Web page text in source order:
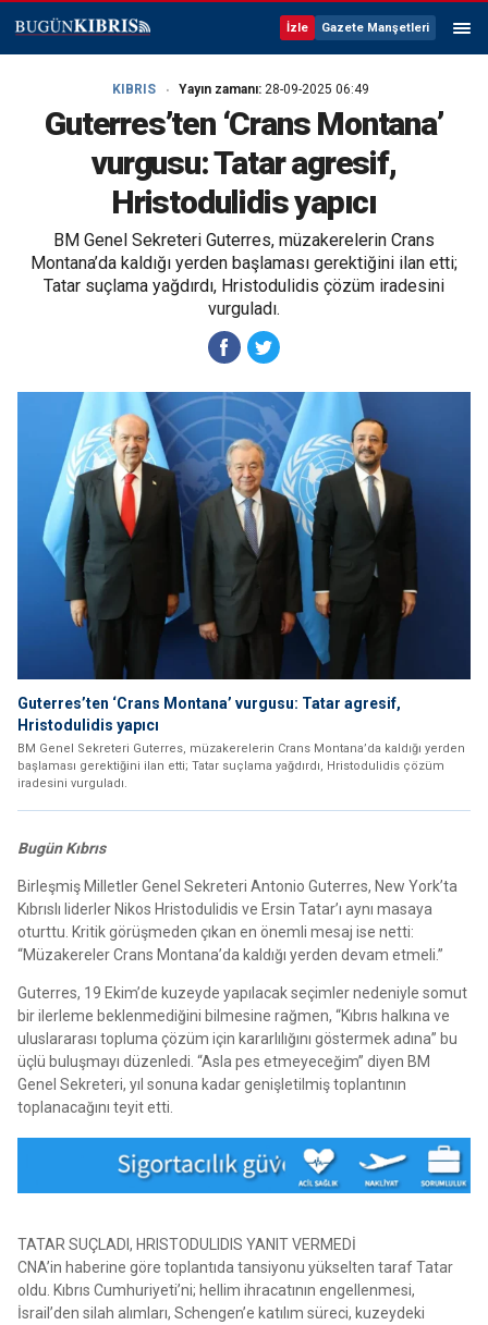
İzle Gazete Manşetleri
KIBRIS Yayın zamanı: 28-09-2025 06:49
Guterres’ten ‘Crans Montana’
vurgusu: Tatar agresif,
Hristodulidis yapıcı
BM Genel Sekreteri Guterres, müzakerelerin Crans
Montana’da kaldığı yerden başlaması gerektiğini ilan etti;
Tatar suçlama yağdırdı, Hristodulidis çözüm iradesini
vurguladı.
Guterres’ten ‘Crans Montana’ vurgusu: Tatar agresif,
Hristodulidis yapıcı
BM Genel Sekreteri Guterres, müzakerelerin Crans Montana’da kaldığı yerden
başlaması gerektiğini ilan etti; Tatar suçlama yağdırdı, Hristodulidis çözüm
iradesini vurguladı.
Bugün Kıbrıs
Birleşmiş Milletler Genel Sekreteri Antonio Guterres, New York’ta
Kıbrıslı liderler Nikos Hristodulidis ve Ersin Tatar’ı aynı masaya
oturttu. Kritik görüşmeden çıkan en önemli mesaj ise netti:
“Müzakereler Crans Montana’da kaldığı yerden devam etmeli.”
Guterres, 19 Ekim’de kuzeyde yapılacak seçimler nedeniyle somut
bir ilerleme beklenmediğini bilmesine rağmen, “Kıbrıs halkına ve
uluslararası topluma çözüm için kararlılığını göstermek adına” bu
üçlü buluşmayı düzenledi. “Asla pes etmeyeceğim” diyen BM
Genel Sekreteri, yıl sonuna kadar genişletilmiş toplantının
toplanacağını teyit etti.
TATAR SUÇLADI, HRISTODULIDIS YANIT VERMEDİ
CNA’in haberine göre toplantıda tansiyonu yükselten taraf Tatar
oldu. Kıbrıs Cumhuriyeti’ni; hellim ihracatının engellenmesi,
İsrail’den silah alımları, Schengen’e katılım süreci, kuzeydeki